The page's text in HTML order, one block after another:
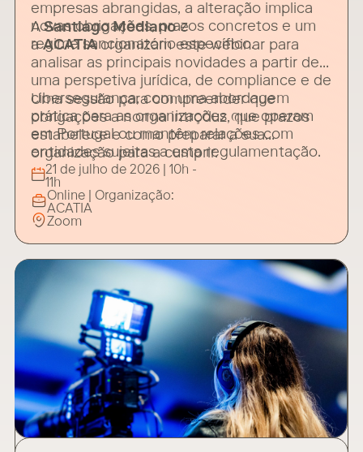
empresas abrangidas, a alteração implica
novas obrigações, prazos concretos e um
regime sancionatório específico.
ASantiago Medianoe
aACATIAorganizam este webinar para
analisar as principais novidades a partir de
uma perspetiva jurídica, de compliance e de
cibersegurança, com uma abordagem
prática para as organizações que operam
em Portugal ou mantêm relações com
entidades sujeitas a esta regulamentação.
Uma sessão para compreender que
obrigações a norma introduz, que prazos
estabelece e como preparar a sua
organização para a cumprir.
21 de julho de 2026 | 10h -
11h
Online | Organização:
ACATIA
Zoom